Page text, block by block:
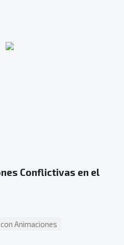
Conflictivas en el
Animaciones